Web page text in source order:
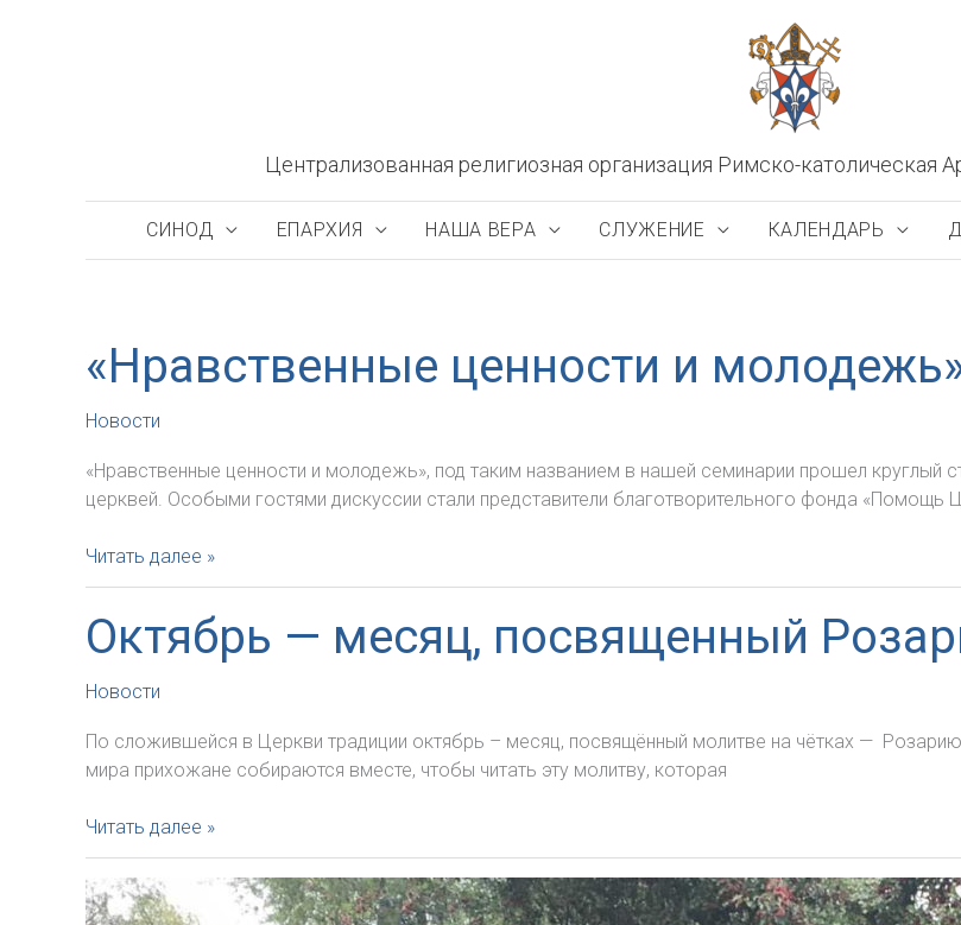
Централизованная религиозная организация Римско-
СИНОД ЕПАРХИЯ НАША ВЕРА СЛУЖЕНИЕ КАЛЕНДАРЬ
«Нравственные ценности и
Новости
«Нравственные ценности и молодежь», под таким названием в нашей семинарии прошел круглый
церквей. Особыми гостями дискуссии стали представители благотворительного фонда «Помощь
«Нравственные
ценности
молодежь»
Читать далее »
Октябрь — месяц, посвященный
Новости
По сложившейся в Церкви традиции октябрь – месяц, посвящённый молитве на чётках —
мира прихожане собираются вместе, чтобы читать эту молитву, которая
Октябрь
—
месяц,
посвященный
Читать далее »